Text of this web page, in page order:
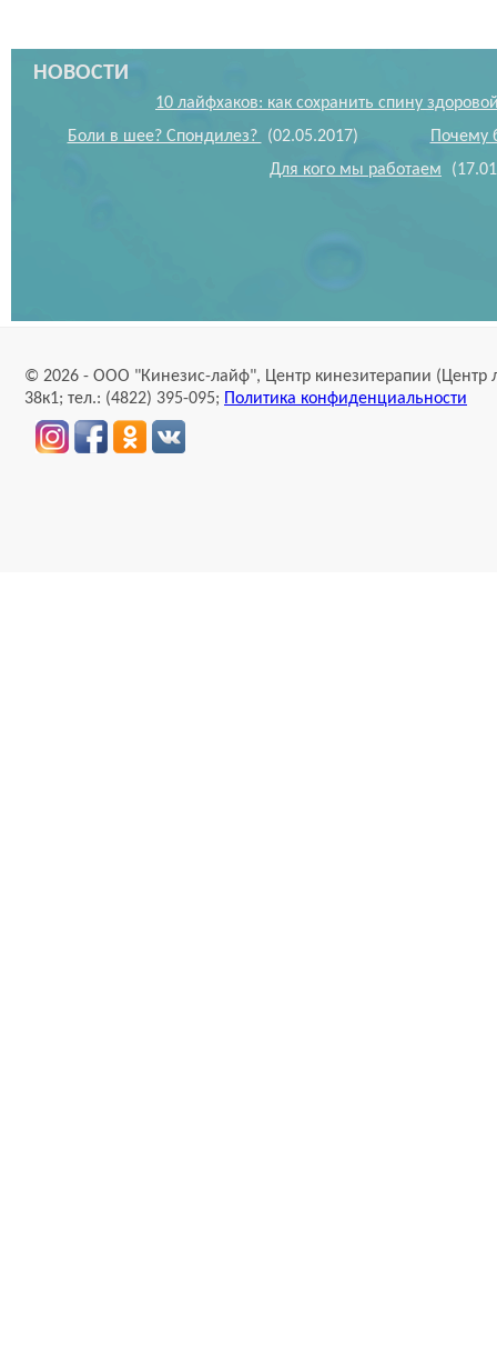
НОВОСТИ
10 лайфхаков: как сохранить спину
Боли в шее? Спондилез?
(02.05.2017)
Почему
Для кого мы работаем
© 2026 - ООО "Кинезис-лайф", Центр кинезитерапии (Центр
38к1; тел.: (4822) 395-095; Политика конфиденциальности